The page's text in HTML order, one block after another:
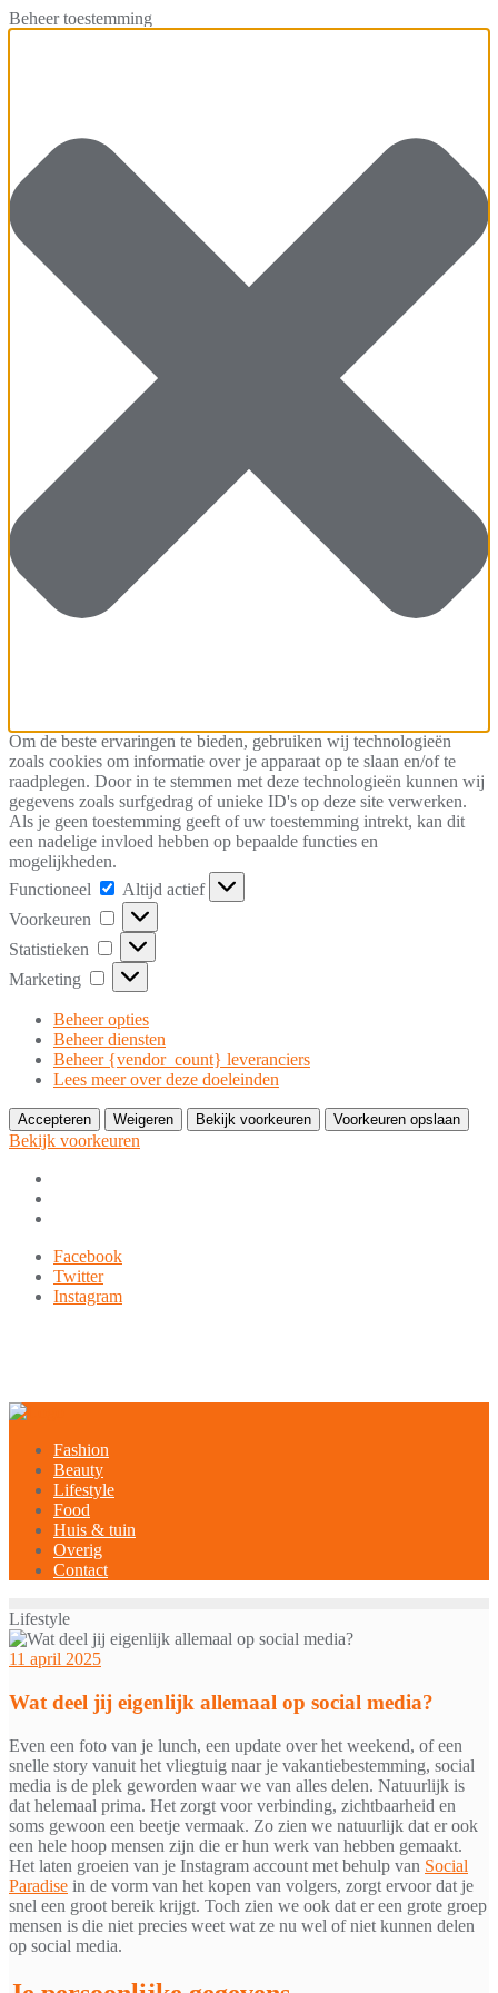
Beheer toestemming
Om de beste ervaringen te bieden, gebruiken wij technologieën
zoals cookies om informatie over je apparaat op te slaan en/of te
raadplegen. Door in te stemmen met deze technologieën kunnen wij
gegevens zoals surfgedrag of unieke ID's op deze site verwerken.
Als je geen toestemming geeft of uw toestemming intrekt, kan dit
een nadelige invloed hebben op bepaalde functies en
mogelijkheden.
Functioneel
Functioneel
Altijd actief
Voorkeuren
Voorkeuren
Statistieken Statistieken
Marketing Marketing
Beheer opties
Beheer diensten
Beheer {vendor_count} leveranciers
Lees meer over deze doeleinden
Accepteren Weigeren Bekijk voorkeuren Voorkeuren opslaan
Bekijk voorkeuren
naar
Facebook
Twitter
Instagram
Fashion
Beauty
Lifestyle
Food
Huis & tuin
Overig
Contact
Lifestyle
11 april 2025
Wat deel jij eigenlijk allemaal op social media?
Even een foto van je lunch, een update over het weekend, of een
snelle story vanuit het vliegtuig naar je vakantiebestemming, social
media is de plek geworden waar we van alles delen. Natuurlijk is
dat helemaal prima. Het zorgt voor verbinding, zichtbaarheid en
soms gewoon een beetje vermaak. Zo zien we natuurlijk dat er ook
een hele hoop mensen zijn die er hun werk van hebben gemaakt.
Het laten groeien van je Instagram account met behulp van Social
Paradise in de vorm van het kopen van volgers, zorgt ervoor dat je
snel een groot bereik krijgt. Toch zien we ook dat er een grote groep
mensen is die niet precies weet wat ze nu wel of niet kunnen delen
op social media.